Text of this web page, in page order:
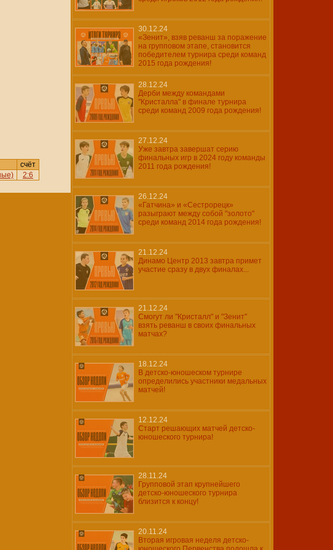
счёт
2:6
30.12.24
«Зенит», взяв реванш за поражение
на групповом этапе, становится
победителем турнира среди команд
2015 года рождения!
28.12.24
Дерби между командами
"Кристалла" в финале турнира
среди команд 2009 года рождения!
27.12.24
Уже завтра завершат серию
финальных игр в 2024 году команды
2011 года рождения!
26.12.24
«Гатчина» и «Сестрорецк»
разыграют между собой "золото"
среди команд 2014 года рождения!
21.12.24
Динамо Центр 2013 завтра примет
участие сразу в двух финалах...
21.12.24
Смогут ли "Кристалл" и "Зенит"
взять реванш в своих финальных
матчах?
18.12.24
В детско-юношеском турнире
определились участники медальных
матчей!
12.12.24
Старт решающих матчей детско-
юношеского турнира!
28.11.24
Групповой этап крупнейшего
детско-юношеского турнира
близится к концу!
20.11.24
Вторая игровая неделя детско-